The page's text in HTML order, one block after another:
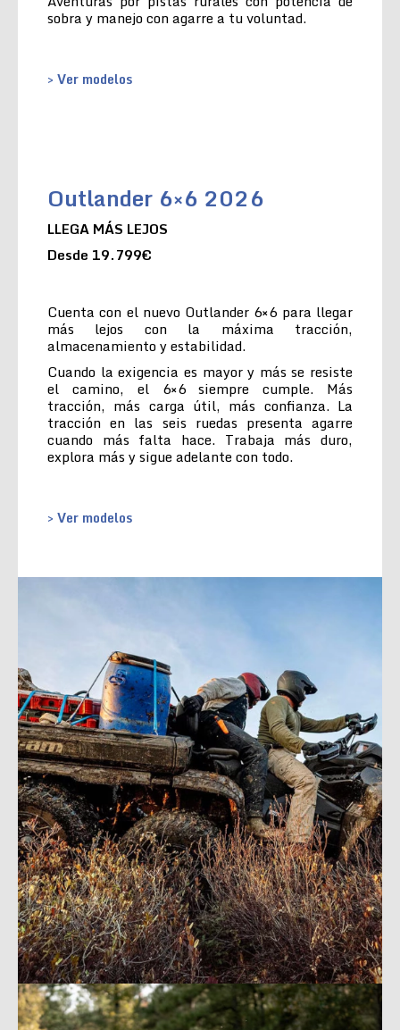
sobra y manejo con agarre a tu voluntad.
> Ver modelos
Outlander 6×6 2026
LLEGA MÁS LEJOS
Desde 19.799€
Cuenta con el nuevo Outlander 6×6 para llegar
más lejos con la máxima tracción,
almacenamiento y estabilidad.
Cuando la exigencia es mayor y más se resiste
el camino, el 6×6 siempre cumple. Más
tracción, más carga útil, más confianza. La
tracción en las seis ruedas presenta agarre
cuando más falta hace. Trabaja más duro,
explora más y sigue adelante con todo.
> Ver modelos